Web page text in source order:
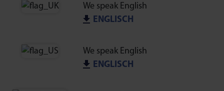
We speak English
ENGLISCH
We speak English
ENGLISCH